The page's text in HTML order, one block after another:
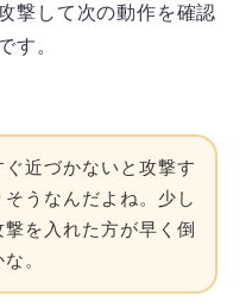
撃して次の動作を確認
す。
近づかないと攻撃す
うなんだよね。少し
を入れた方が早く倒
。